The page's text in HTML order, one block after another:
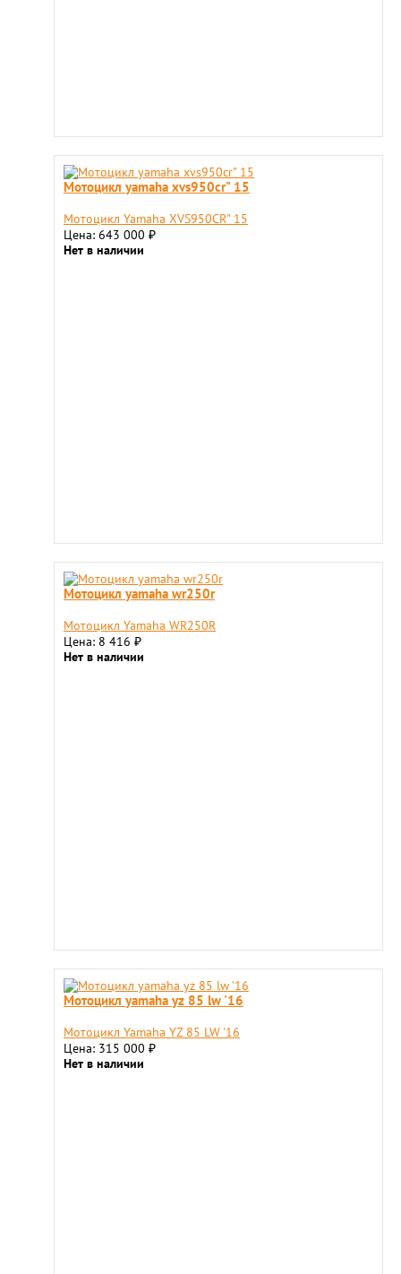
Мотоцикл yamaha xvs950cr" 15
Мотоцикл Yamaha XVS950CR" 15
Цена: 643 000 ₽
Нет в наличии
Мотоцикл yamaha wr250r
Мотоцикл Yamaha WR250R
Цена: 8 416 ₽
Нет в наличии
Мотоцикл yamaha yz 85 lw '16
Мотоцикл Yamaha YZ 85 LW '16
Цена: 315 000 ₽
Нет в наличии